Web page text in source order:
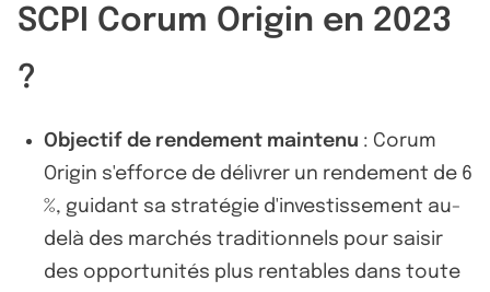
SCPI Corum Origin en 2023
?
Objectif de rendement maintenu : Corum
Origin s'efforce de délivrer un rendement de 6
%, guidant sa stratégie d'investissement au-
delà des marchés traditionnels pour saisir
des opportunités plus rentables dans toute